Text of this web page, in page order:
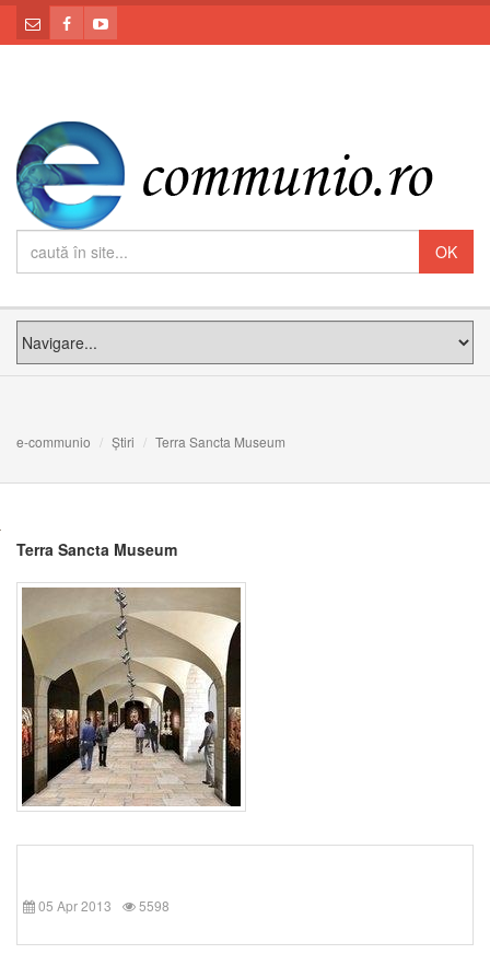
e-communio Știri Terra Sancta Museum
Terra Sancta Museum
05 Apr 2013 5598